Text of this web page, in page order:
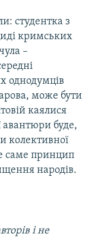
студентка з
кримських
–
однодумців
може бути
каялися
авантюри буде,
колективної
саме принцип
народів.
і не